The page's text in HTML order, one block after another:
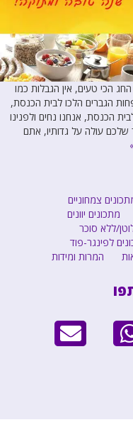
הכי טעים, אין הגבלות כמו
הגברים הלכו לבית הכנסת,
הכנסת, אנחנו נחים ולפנינו
שלכם עולה על גדותיו, אתם
צמחוניים
מתכונים יוונים
ללא סוכר
לפינגר-פוד
המרות ומידות